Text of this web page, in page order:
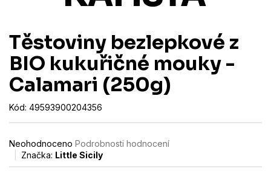
Těstoviny bezlepkové z
BIO kukuřičné mouky -
Calamari (250g)
Kód: 49593900204356
Průměrné
hodnocení
produktu
Neohodnoceno Podrobnosti hodnocení
Značka: Little Sicily